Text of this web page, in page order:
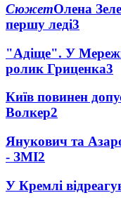
СюжетОлена
першу леді3
"Адіще". У
ролик Гриценка3
Київ повинен
Волкер2
Янукович та
- ЗМІ2
У Кремлі